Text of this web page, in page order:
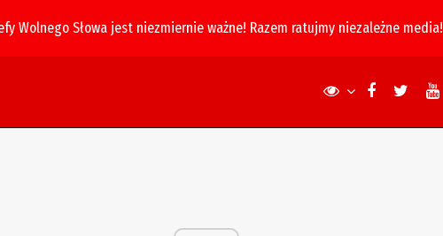
Wolnego Słowa jest niezmiernie ważne! Razem ratujmy niezależne media!